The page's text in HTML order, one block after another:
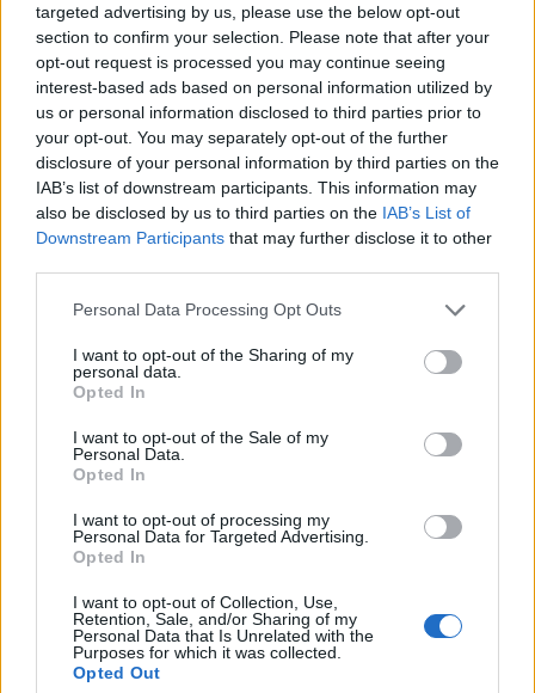
targeted advertising by us, please use the below opt-out
section to confirm your selection. Please note that after your
opt-out request is processed you may continue seeing
interest-based ads based on personal information utilized by
us or personal information disclosed to third parties prior to
your opt-out. You may separately opt-out of the further
disclosure of your personal information by third parties on the
IAB’s list of downstream participants. This information may
also be disclosed by us to third parties on the IAB’s List of
Downstream Participants that may further disclose it to other
Personal Data Processing Opt Outs
I want to opt-out of the Sharing of my
personal data.
Opted In
I want to opt-out of the Sale of my
Personal Data.
Opted In
I want to opt-out of processing my
Personal Data for Targeted Advertising.
Opted In
I want to opt-out of Collection, Use,
Retention, Sale, and/or Sharing of my
Personal Data that Is Unrelated with the
Purposes for which it was collected.
Opted Out
Po odejściu z C9 występował też m.in. w Echo Fox i
Swole Patrol, zaś od stycznia do czerwca tego roku
związany był z Ghost Gaming. Latem jednak organizacja
ta postanowiła zawiesić swoją dywizję CS:GO i
jednocześnie zakończyć współpracę z całym
dotychczasowym składem, w tym również z Abadirem.
Od tego czasu doświadczony gracz trudnił się głównie
streamowaniem, oczekując na ofertę od kolejnej
serwis Rush B Media.
Jak podaje RBM, freakazoid ma obecnie prowadzić
rozmowy z eUnited. Zespół ten rozgląda się za nowym
"moose'a" Jayne'a, czyli najstarszego stażem członka
drużyny, który reprezentuje barwy eU od marca 2018
zdecyduje się na parafowanie umowy z nowym
pracodawcą, to będzie miał okazję ponownie
występować ze swoim bratem, Austinem "Cooperem-"
Abadirem. Obaj panowie mieli już okazję grać ze sobą
m.in. w Muffin Lightning oraz wspomnianym wcześniej
Swole Patrol.